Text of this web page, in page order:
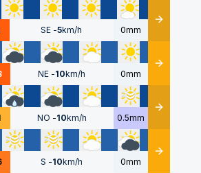
SE -5km/h 0mm Détails
NE -10km/h 0mm Détails
NO -10km/h 0.5mm Détails
S -10km/h 0mm Détails